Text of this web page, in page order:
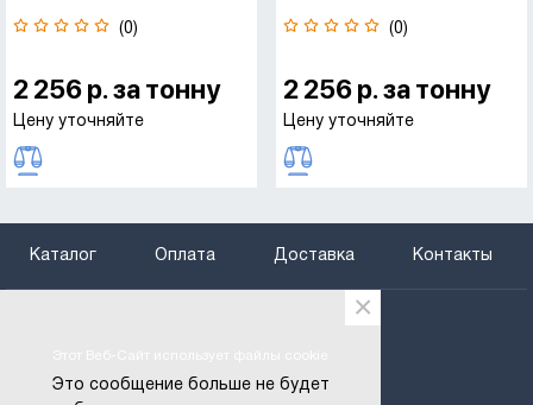
(0)
2 256 р. за тонну
Цену уточняйте
(0)
2 256 р. за тонну
Цену уточняйте
Каталог Оплата Доставка Контакты
btregion@gmail.com
Это сообщение больше не будет
×